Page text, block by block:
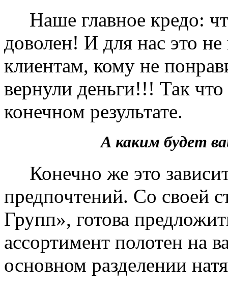
Наше главное кредо:
доволен! И для нас это
клиентам, кому не
вернули деньги!!! Так
конечном результате.
А каким будет
Конечно же это
предпочтений. Со своей
Групп», готова
ассортимент полотен на
основном разделении